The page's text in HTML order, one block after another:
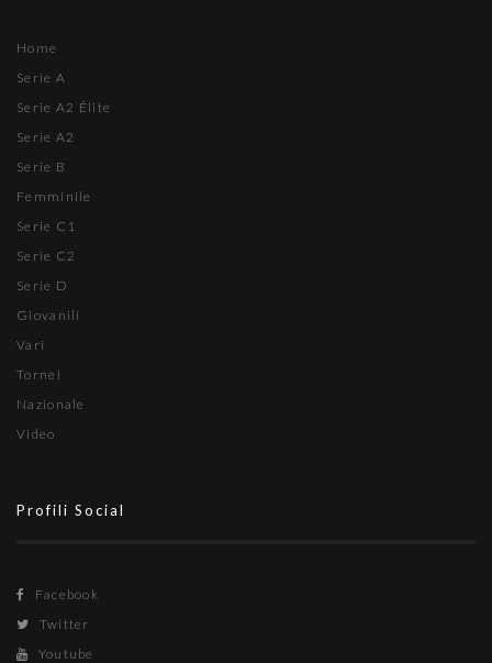
Home
Serie A
Serie A2 Élite
Serie A2
Serie B
Femminile
Serie C1
Serie C2
Serie D
Giovanili
Vari
Tornei
Nazionale
Video
Profili Social
Facebook
Twitter
Youtube